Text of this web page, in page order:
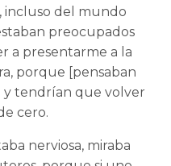
incluso del mundo
preocupados
a presentarme a la
porque [pensaban
y tendrían que volver
cero.
nerviosa, miraba